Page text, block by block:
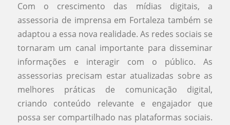
Com o crescimento das mídias digitais, a
assessoria de imprensa em Fortaleza também se
adaptou a essa nova realidade. As redes sociais se
tornaram um canal importante para disseminar
informações e interagir com o público. As
assessorias precisam estar atualizadas sobre as
melhores práticas de comunicação digital,
criando conteúdo relevante e engajador que
possa ser compartilhado nas plataformas sociais.